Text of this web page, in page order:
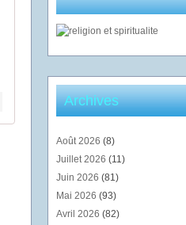
Archives
Août 2026 (8)
Juillet 2026 (11)
Juin 2026 (81)
Mai 2026 (93)
Avril 2026 (82)